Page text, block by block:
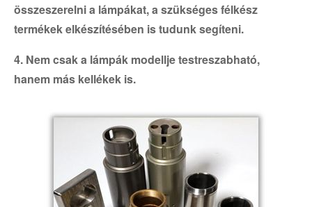
összeszerelni a lámpákat, a szükséges félkész
termékek elkészítésében is tudunk segíteni.
4. Nem csak a lámpák modellje testreszabható,
hanem más kellékek is.